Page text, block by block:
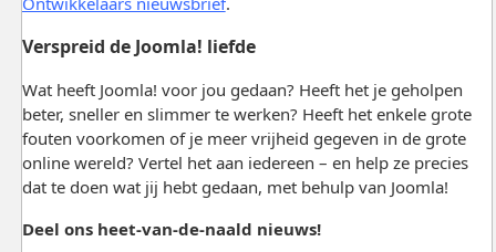
Verspreid de Joomla! liefde
Wat heeft Joomla! voor jou gedaan? Heeft het je geholpen
beter, sneller en slimmer te werken? Heeft het enkele grote
fouten voorkomen of je meer vrijheid gegeven in de grote
online wereld? Vertel het aan iedereen – en help ze precies
dat te doen wat jij hebt gedaan, met behulp van Joomla!
Deel ons heet-van-de-naald nieuws!